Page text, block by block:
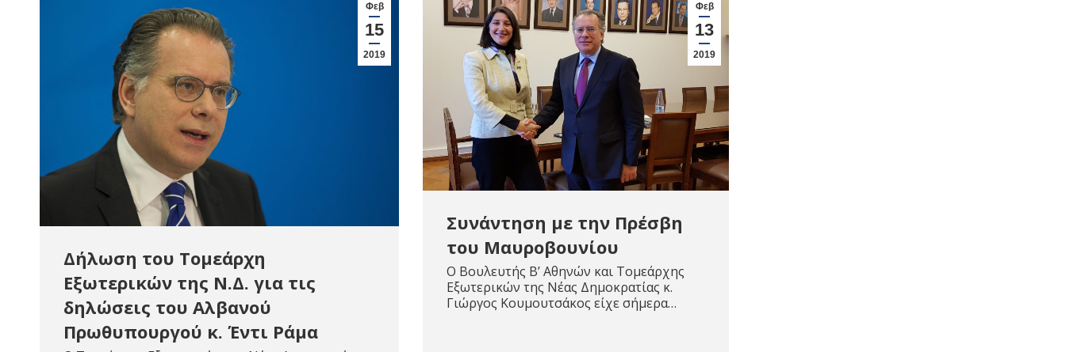
Φεβ
15
2019
Δήλωση του Τομεάρχη
Εξωτερικών της Ν.Δ. για τις
δηλώσεις του Αλβανού
Πρωθυπουργού κ. Έντι Ράμα
Φεβ
13
2019
Συνάντηση με την Πρέσβη
του Μαυροβουνίου
Ο Βουλευτής Β’ Αθηνών και Τομεάρχης
Εξωτερικών της Νέας Δημοκρατίας κ.
Γιώργος Κουμουτσάκος είχε σήμερα…